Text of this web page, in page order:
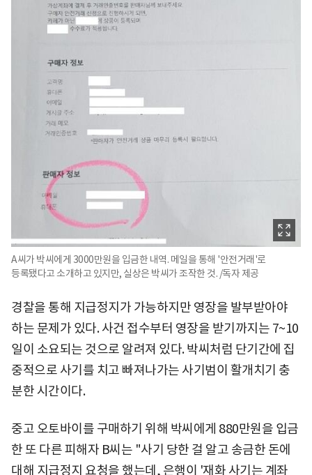
A씨가 박씨에게 3000만원을 입금한 내역. 메일을 통해 '안전거래'로
등록됐다고 소개하고 있지만, 실상은 박씨가 조작한 것. /독자 제공
경찰을 통해 지급정지가 가능하지만 영장을 발부받아야
하는 문제가 있다. 사건 접수부터 영장을 받기까지는 7~10
일이 소요되는 것으로 알려져 있다. 박씨처럼 단기간에 집
중적으로 사기를 치고 빠져나가는 사기범이 활개치기 충
분한 시간이다.
중고 오토바이를 구매하기 위해 박씨에게 880만원을 입금
한 또 다른 피해자 B씨는 "사기 당한 걸 알고 송금한 돈에
대해 지급정지 요청을 했는데, 은행이 '재화 사기는 계좌